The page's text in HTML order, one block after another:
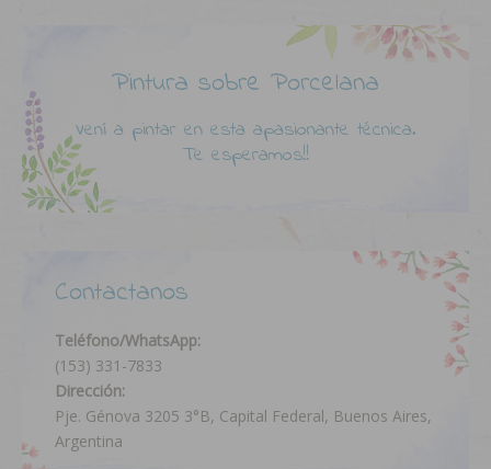
Pintura sobre Porcelana
Vení a pintar en esta apasionante técnica.
Te esperamos!!
Contactanos
Teléfono/WhatsApp:
(153) 331-7833
Dirección:
Pje. Génova 3205 3°B, Capital Federal, Buenos Aires,
Argentina